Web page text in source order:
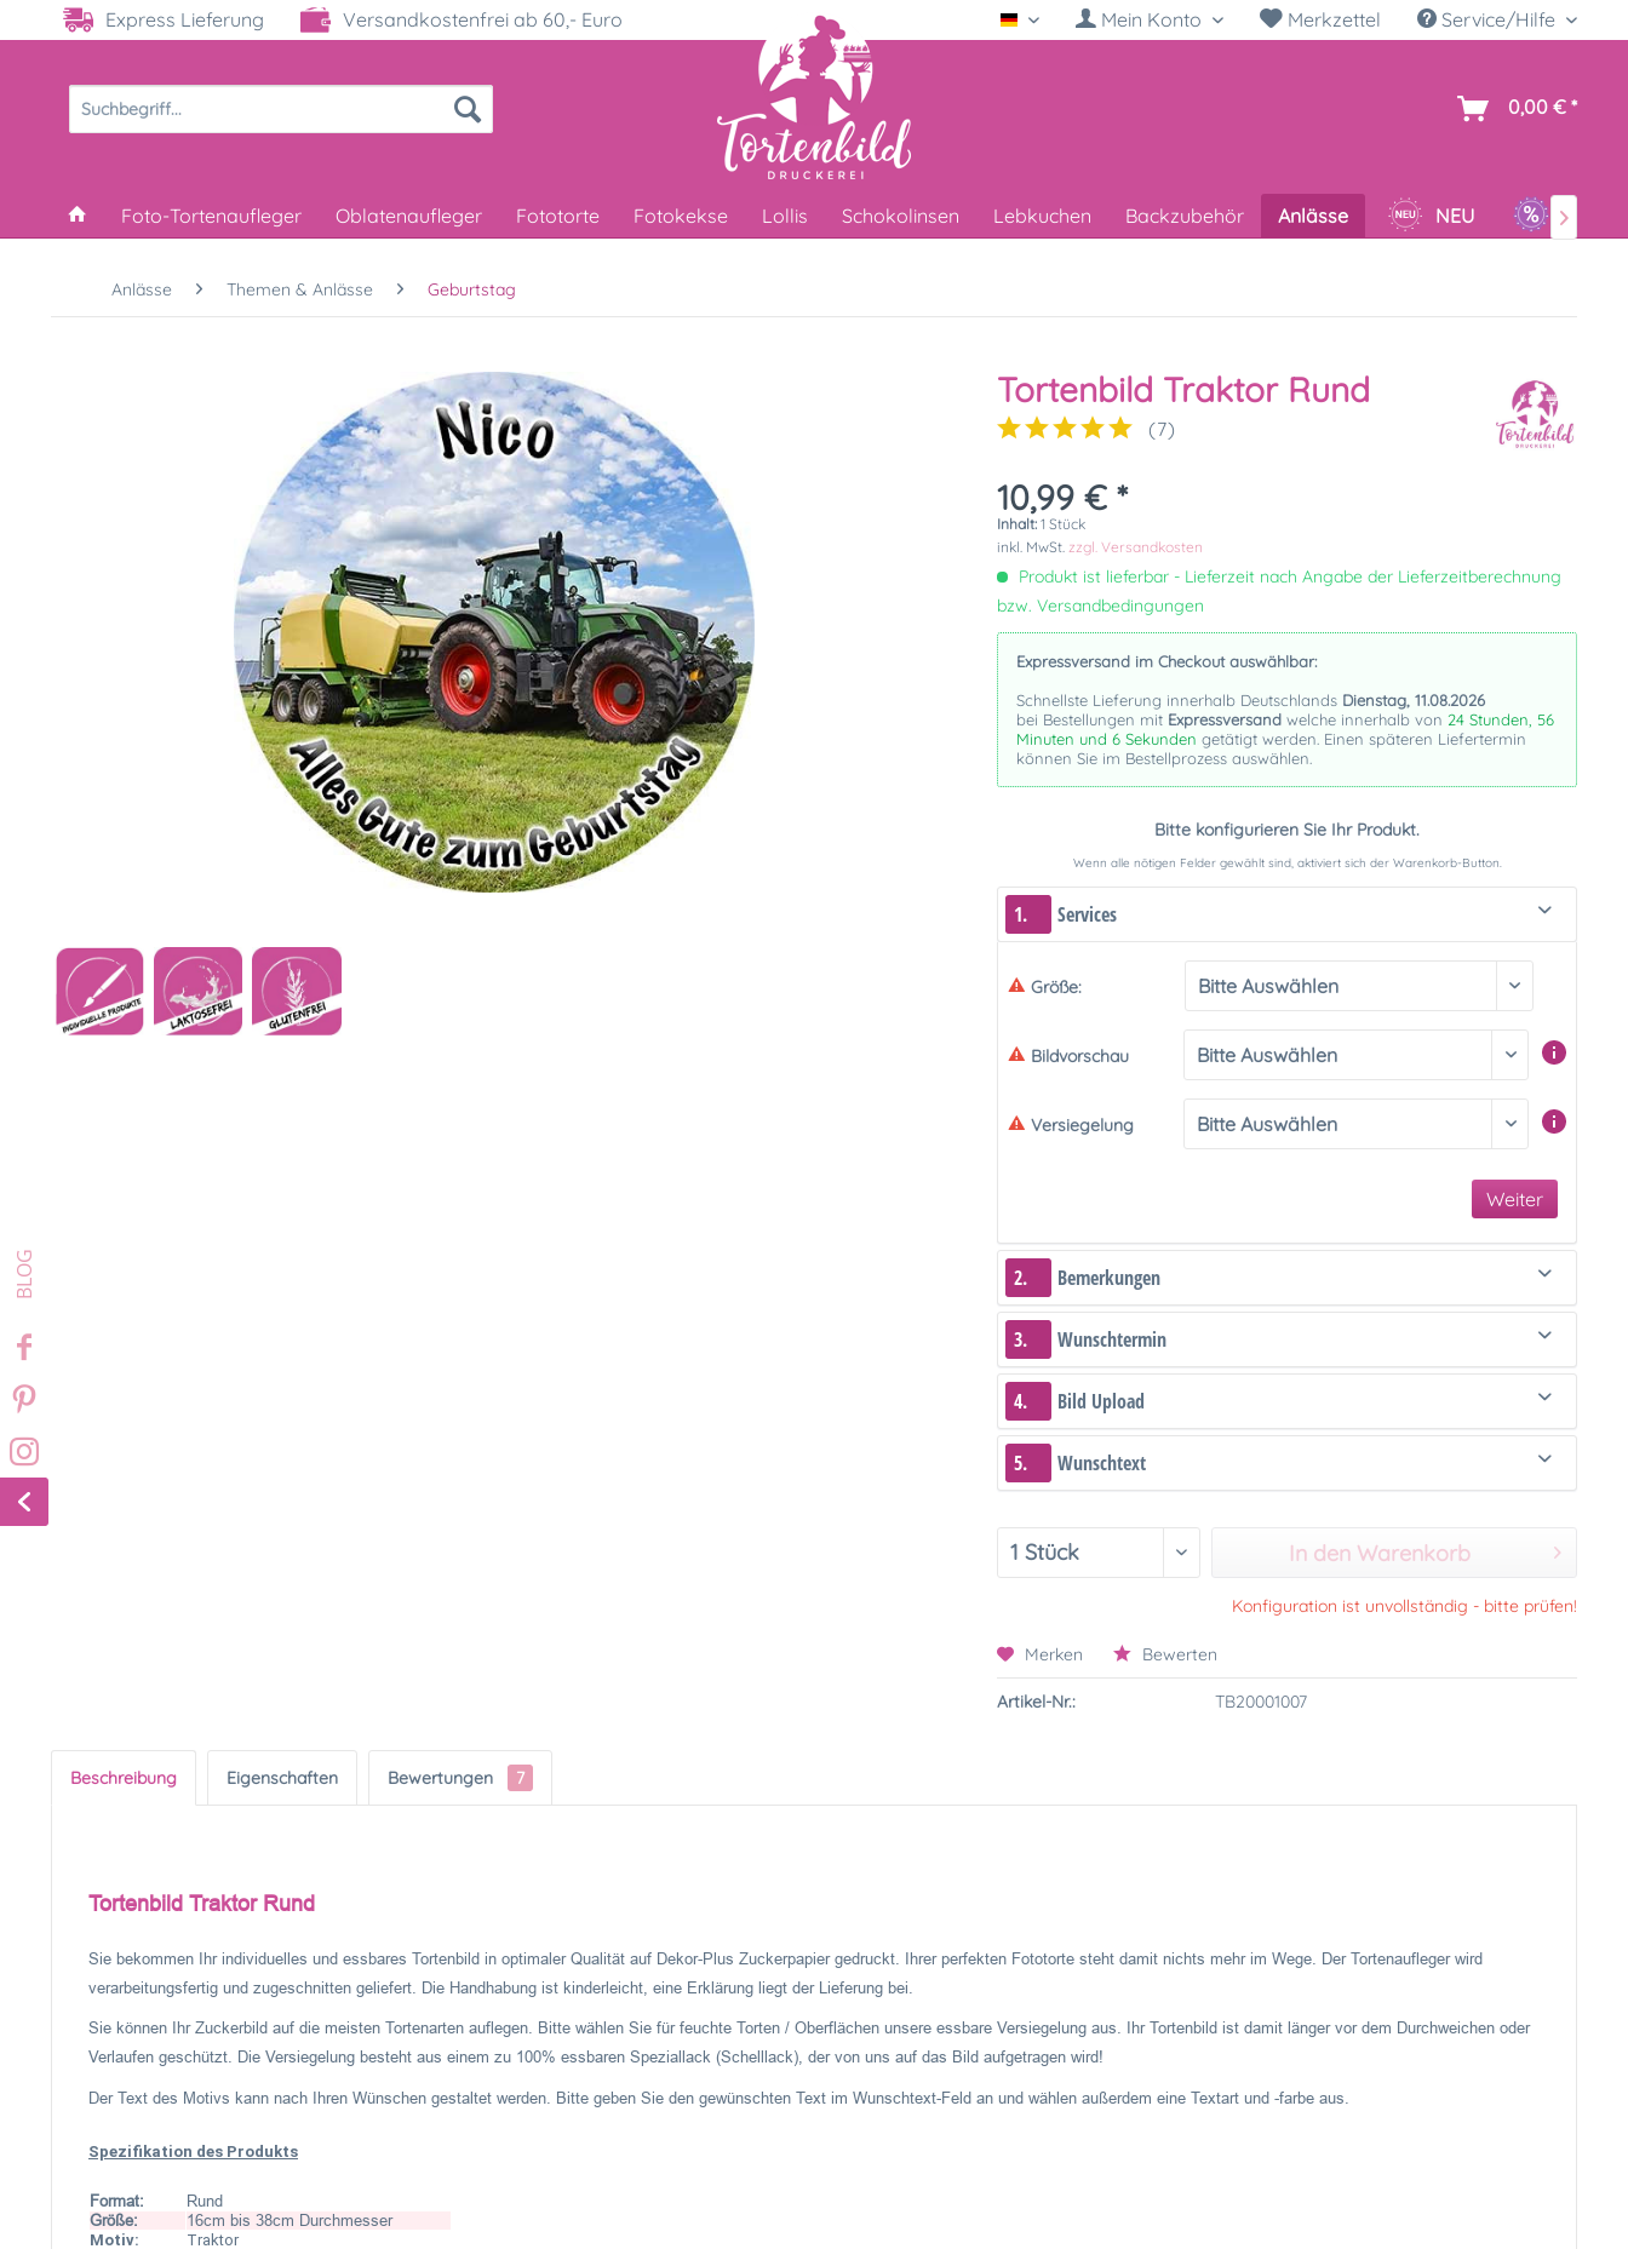
Express Lieferung Versandkostenfrei ab 60,- Euro Deutsch Mein Konto Merkzettel Service/Hilfe
0,00 € *
Foto-Tortenaufleger Oblatenaufleger Fototorte Fotokekse Lollis Schokolinsen Lebkuchen Backzubehör Anlässe NEU SALE

Anlässe Themen & Anlässe Geburtstag
Tortenbild Traktor Rund
(7)
10,99 € *
Inhalt:1 Stück
inkl. MwSt.zzgl. Versandkosten
Produkt ist lieferbar - Lieferzeit nach Angabe der Lieferzeitberechnung
bzw. Versandbedingungen
Expressversand im Checkout auswählbar:
Schnellste Lieferung innerhalb Deutschlands Dienstag, 11.08.2026
bei Bestellungen mit Expressversand welche innerhalb von24 Stunden, 56
Minuten und 6 Sekunden getätigt werden. Einen späteren Liefertermin
können Sie im Bestellprozess auswählen.
Bitte konfigurieren Sie Ihr Produkt.
Wenn alle nötigen Felder gewählt sind, aktiviert sich der Warenkorb-Button.
1. Services
Größe:
Bildvorschau
Versiegelung
Weiter
2. Bemerkungen
3. Wunschtermin
4. Bild Upload
5. Wunschtext
In den Warenkorb
Konfiguration ist unvollständig - bitte prüfen!
Merken Bewerten
Artikel-Nr.: TB20001007
Beschreibung Eigenschaften Bewertungen 7
Tortenbild Traktor Rund
Sie bekommen Ihr individuelles und essbares Tortenbild in optimaler Qualität auf Dekor-Plus Zuckerpapier gedruckt. Ihrer perfekten Fototorte steht damit nichts mehr im Wege. Der Tortenaufleger wird
verarbeitungsfertig und zugeschnitten geliefert. Die Handhabung ist kinderleicht, eine Erklärung liegt der Lieferung bei.
Sie können Ihr Zuckerbild auf die meisten Tortenarten auflegen. Bitte wählen Sie für feuchte Torten / Oberflächen unsere essbare Versiegelung aus. Ihr Tortenbild ist damit länger vor dem Durchweichen oder
Verlaufen geschützt. Die Versiegelung besteht aus einem zu 100% essbaren Speziallack (Schelllack), der von uns auf das Bild aufgetragen wird!
Der Text des Motivs kann nach Ihren Wünschen gestaltet werden. Bitte geben Sie den gewünschten Text im Wunschtext-Feld an und wählen außerdem eine Textart und -farbe aus.
Spezifikation des Produkts
Format:
Rund
Größe:
16cm bis 38cm Durchmesser
Motiv:
Traktor